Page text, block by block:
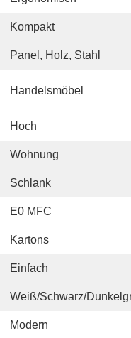
Kompakt
Panel, Holz, Stahl
Handelsmöbel
Hoch
Wohnung
Schlank
E0 MFC
Kartons
Einfach
Weiß/schwarz/
Modern